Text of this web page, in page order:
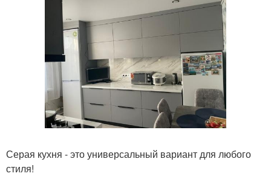
Серая кухня - это универсальный вариант для любого
стиля!